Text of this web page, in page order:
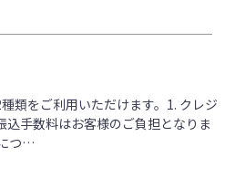
類をご利用いただけます。1. クレジ
手数料はお客様のご負担となりま
つ…